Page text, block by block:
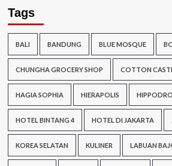
Tags
BALI BANDUNG BLUE MOSQUE
CHUNGHA GROCERY SHOP COTTON
HAGIA SOPHIA HIERAPOLIS
HOTEL BINTANG 4 HOTEL DI JAKARTA
KOREA SELATAN KULINER LABUAN